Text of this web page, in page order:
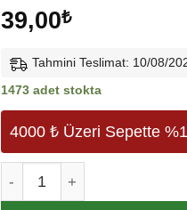
39,00₺
Tahmini Teslimat: 10/08/
1473 adet stokta
4000 ₺ Üzeri Sepette
Alternative: